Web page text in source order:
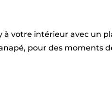
votre intérieur avec un
pour des moments